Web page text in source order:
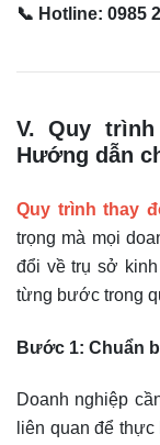
📞 Hotline: 0985
V. Quy
Hướng dẫn
Quy trình thay
trọng mà mọi
đổi về trụ sở
từng bước trong
Bước 1: Chuẩn
Doanh nghiệp
liên quan để